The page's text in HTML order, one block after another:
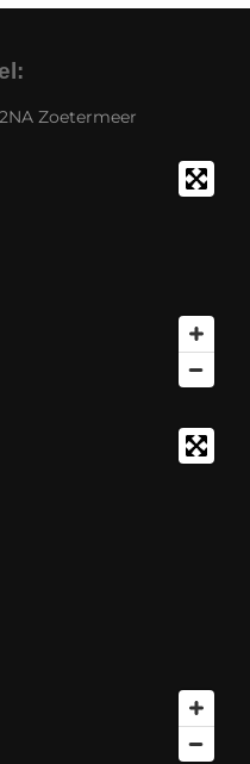
Zoetermeer